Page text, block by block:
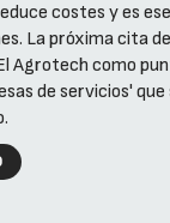
costes y es
La próxima cita
Agrotech como
de servicios'